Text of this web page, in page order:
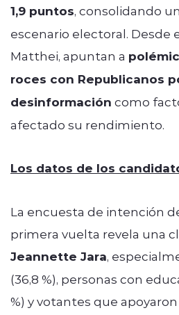
1,9 puntos, consolidando
escenario electoral. Desde
Matthei, apuntan a
roces con Republicanos
desinformación como
afectado su rendimiento.
Los datos de los
La encuesta de intención
primera vuelta revela una
Jeannette Jara,
(36,8 %), personas con
%) y votantes que apoyaron